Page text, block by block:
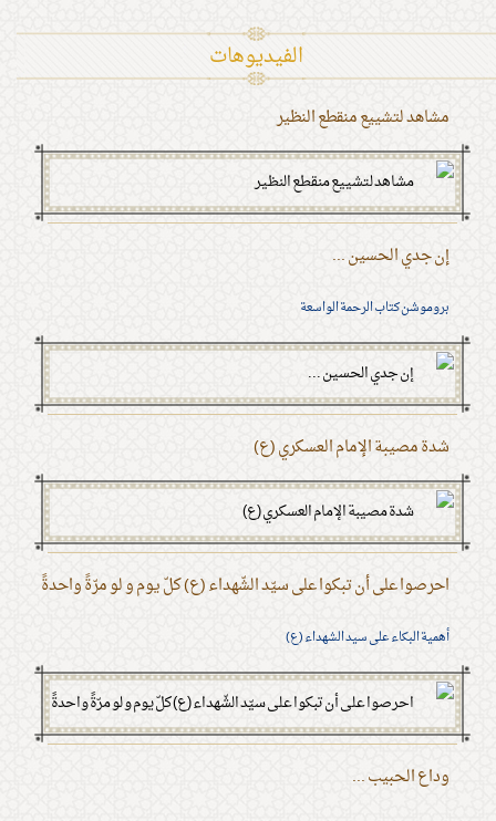
الفیدیوهات
مشاهد لتشييع منقطع النظير
إن جدي الحسين ...
بروموشن كتاب الرحمة الواسعة
شدة مصيبة الإمام العسكري (ع)
احرصوا على أن تبكوا على سيّد الشّهداء (ع) كلّ يوم و لو مرّةً واحدةً
أهمية البكاء على سيد الشهداء (ع)
وداع الحبيب ...